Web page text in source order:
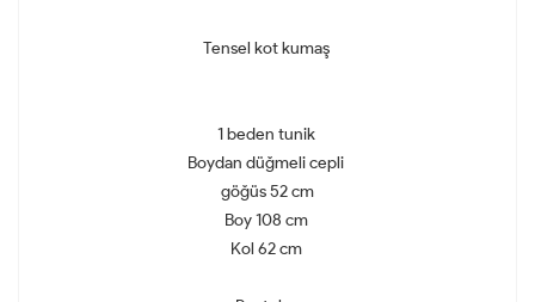
Tensel kot kumaş
1 beden tunik
Boydan düğmeli cepli
göğüs 52 cm
Boy 108 cm
Kol 62 cm